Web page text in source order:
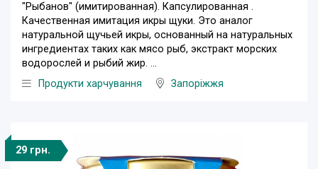
"Рыбанов" (имитированная). Капсулированная .
Качественная имитация икры щуки. Это аналог
натуральной щучьей икры, основанный на натуральных
ингредиентах таких как мясо рыб, экстракт морских
водорослей и рыбий жир. ...
Продукти харчування
Запоріжжя
29 грн.